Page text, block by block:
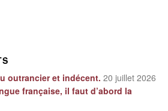
outrancier et indécent. 20 juillet 2026
française, il faut d’abord la